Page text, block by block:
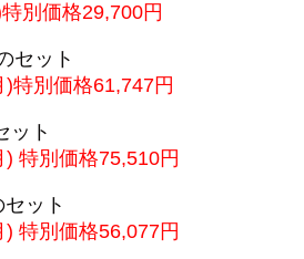
別価格29,700円
セット
)特別価格61,747円
ット
) 特別価格75,510円
ット
) 特別価格56,077円